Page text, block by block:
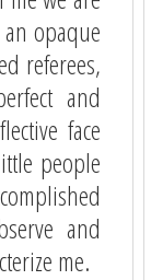
opaque
referees,
and
face
people
and
me.